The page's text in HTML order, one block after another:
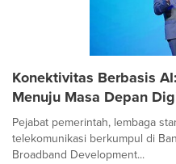
Konektivitas Berbasis
Menuju Masa Depan
Pejabat pemerintah, lembaga
telekomunikasi berkumpul di
Broadband Development...